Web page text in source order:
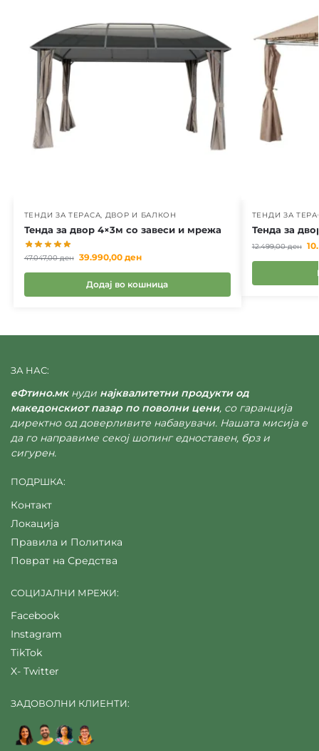
ТЕНДИ ЗА ТЕРАСА, ДВОР И БАЛКОН
Тенда за двор 4×3м со завеси и мрежа
47.047,00ден 39.990,00 ден
Додај во кошница
ТЕНДИ ЗА
Тенда за
12.499,00ден
ЗА НАС:
еФтино.мкнуди најквалитетни продукти од
македонскиот пазар по поволни цени, со гаранција
директно од доверливите набавувачи. Нашата мисија е
да го направиме секој шопинг едноставен, брз и
сигурен.
ПОДРШКА:
Контакт
Локација
Правила и Политика
Поврат на Средства
СОЦИЈАЛНИ МРЕЖИ:
Facebook
Instagram
TikTok
X- Twitter
ЗАДОВОЛНИ КЛИЕНТИ: